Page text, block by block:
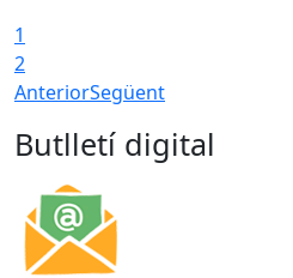
1
2
AnteriorSegüent
Butlletí digital